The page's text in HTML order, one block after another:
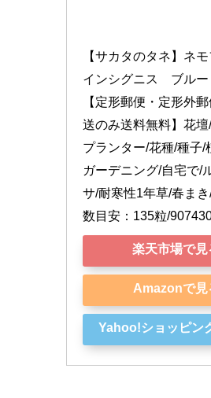
【サカタのタネ】ネ
インシグニス　ブルー
【定形郵便・定形外
送のみ送料無料】花
プランター/花種/種子/
ガーデニング/自宅で/
サ/耐寒性1年草/春ま
数目安：135粒/
楽天市場で見
Amazonで見
Yahoo!ショッピン